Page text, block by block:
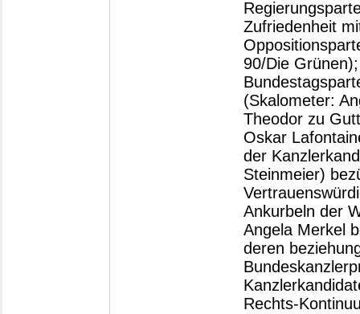
Zufriedenheit
90/Die
(Skalometer:
Theodor zu
Oskar
der
Steinmeier)
Ankurbeln der
Angela Merkel
deren
Rechts-